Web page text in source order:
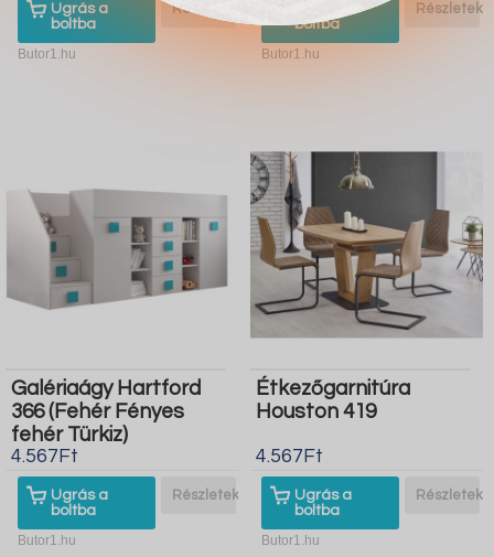
Ugrás a
boltba
Részletek
Butor1.hu
boltba
Részletek
Butor1.hu
Galériaágy Hartford
366 (Fehér Fényes
fehér Türkiz)
4.567Ft
Ugrás a
boltba
Részletek
Butor1.hu
Étkezőgarnitúra
Houston 419
4.567Ft
Ugrás a
boltba
Részletek
Butor1.hu